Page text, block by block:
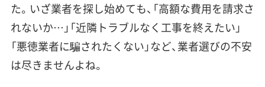
た。いざ業者を探し始めても、「高額な費用を請求さ
れないか…」「近隣トラブルなく工事を終えたい」
「悪徳業者に騙されたくない」など、業者選びの不安
は尽きませんよね。